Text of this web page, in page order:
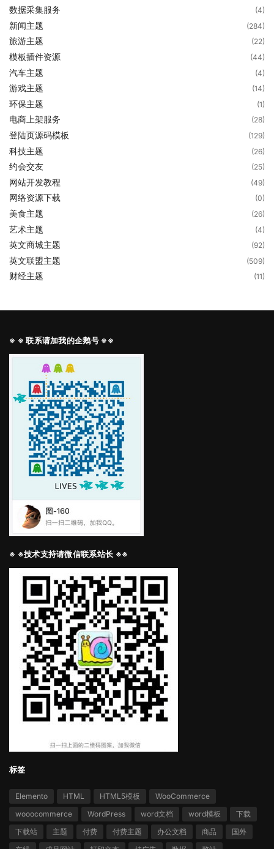
数据采集服务 (4)
新闻主题 (284)
旅游主题 (22)
模板插件资源 (44)
汽车主题 (4)
游戏主题 (14)
环保主题 (1)
电商上架服务 (28)
登陆页源码模板 (129)
科技主题 (26)
约会交友 (25)
网站开发教程 (49)
网络资源下载 (0)
美食主题 (26)
艺术主题 (4)
英文商城主题 (92)
英文联盟主题 (509)
财经主题 (11)
※ ※ 联系请加我的企鹅号 ※※
※ ※技术支持请微信联系站长 ※※
标签
Elemento HTML HTML5模板
WooCommerce
wooocommerce
WordPress word文档 word模板
下载
下载站
主题 付费 付费主题 办公文档 商品
国外